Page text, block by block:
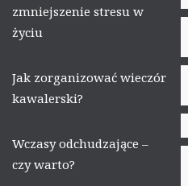
zmniejszenie stresu w
życiu
Jak zorganizować wieczór
kawalerski?
Wczasy odchudzające –
czy warto?